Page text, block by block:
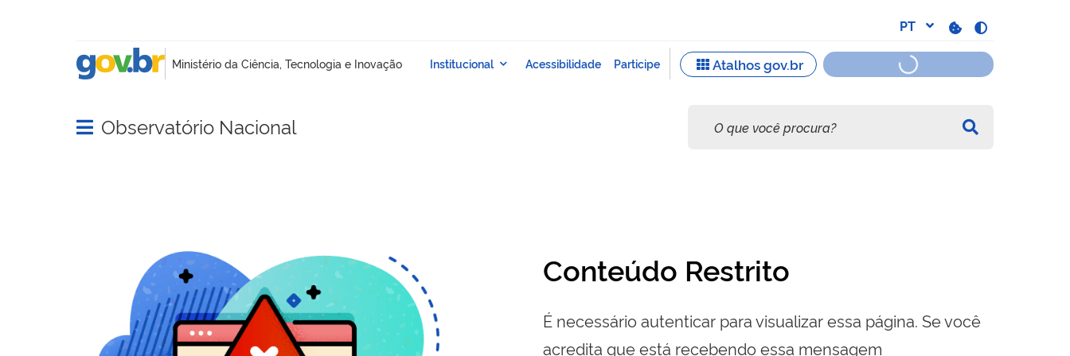
Abrir menu principal de navegação
Observatório Nacional
Conteúdo Restrito
É necessário autenticar para visualizar essa página. Se você
acredita que está recebendo essa mensagem